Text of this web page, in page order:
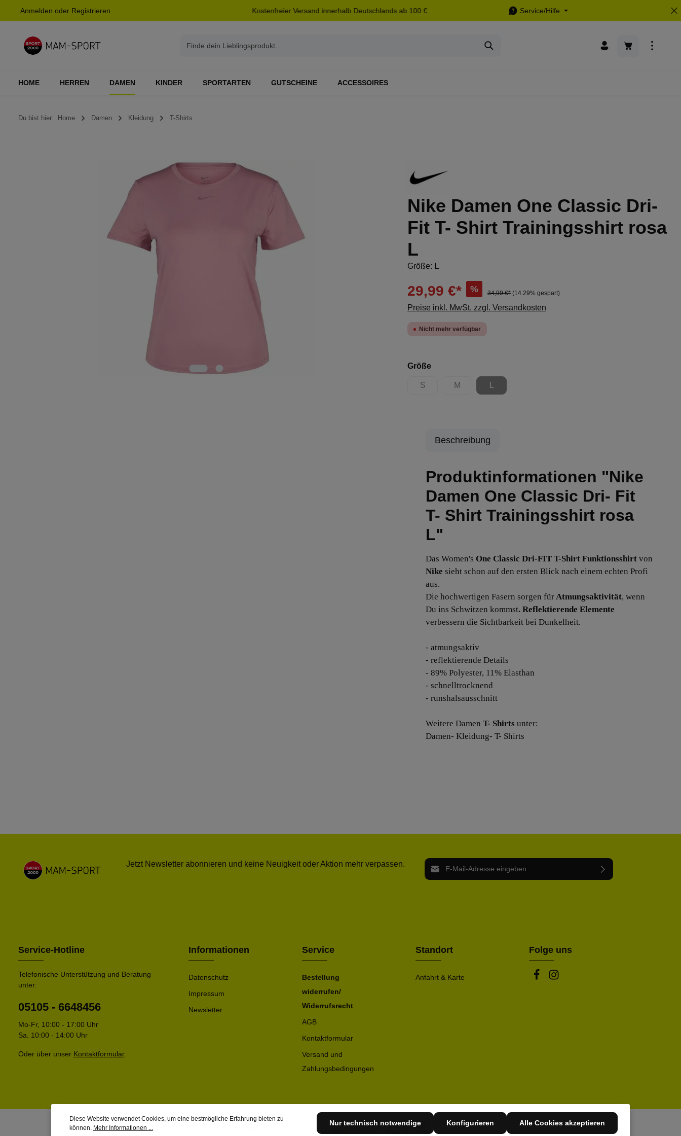
Zur Hauptnavigation springen
Anmelden oder Registrieren Kostenfreier Versand innerhalb Deutschlands ab 100 € Service/Hilfe
Warenkorb
HOME HERREN DAMEN KINDER SPORTARTEN GUTSCHEINE ACCESSOIRES
Du bist hier: Home Damen Kleidung T-Shirts
Nike Damen One Classic Dri-
Fit T- Shirt Trainingsshirt rosa
L
Größe: L
29,99 €* % 34,99 €* (14.29% gespart)
Preise inkl. MwSt. zzgl. Versandkosten
Nicht mehr verfügbar
Größeauswählen
S
(Diese Option ist zurzeit nicht verfügbar.)
M
(Diese Option ist zurzeit nicht verfügbar.)
(Diese Option ist zurzeit nicht verfügbar.)
Beschreibung
Produktinformationen "Nike
Damen One Classic Dri- Fit
T- Shirt Trainingsshirt rosa
L"
Das Women's One Classic Dri-FIT T-Shirt Funktionsshirt von
Nike sieht schon auf den ersten Blick nach einem echten Profi
aus.
Die hochwertigen Fasern sorgen fürAtmungsaktivität, wenn
Du ins Schwitzen kommst. Reflektierende Elemente
verbessern die Sichtbarkeit bei Dunkelheit.
- atmungsaktiv
- reflektierende Details
- 89% Polyester, 11% Elasthan
- schnelltrocknend
- runshalsausschnitt
Weitere Damen T- Shirts unter:
Damen- Kleidung- T- Shirts
Jetzt Newsletter abonnieren und keine Neuigkeit oder Aktion mehr verpassen. E-Mail-Adresse*
Service-Hotline
Telefonische Unterstützung und Beratung
unter:
05105 - 6648456
Mo-Fr, 10:00 - 17:00 Uhr
Sa. 10:00 - 14:00 Uhr
Oder über unser Kontaktformular.
Informationen
Datenschutz
Impressum
Newsletter
Service
Bestellung
widerrufen/
Widerrufsrecht
AGB
Kontaktformular
Versand und
Zahlungsbedingungen
Standort
Anfahrt & Karte
Folge uns
Diese Website verwendet Cookies, um eine bestmögliche Erfahrung bieten zu
können. Mehr Informationen ...
Nur technisch notwendige Konfigurieren Alle Cookies akzeptieren